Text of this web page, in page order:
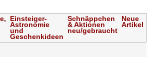
Einsteiger-
Astronomie
und
Geschenkideen
Schnäppchen
& Aktionen
neu/gebraucht
Neue
Artikel